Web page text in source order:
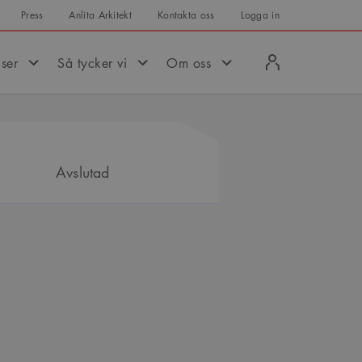
Press Anlita Arkitekt Kontakta oss Logga in
Så tycker vi Om oss
in
Avslutad